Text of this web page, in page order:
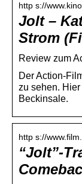
http s://
Jolt –
Strom
Review zum
Der Action-
zu sehen.
Beckinsale.
http s://
“Jolt”-